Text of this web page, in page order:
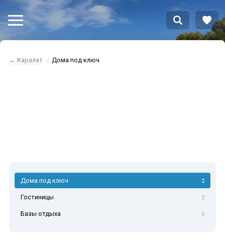
← Каралат Дома под ключ
Дома под ключ 2
Гостиницы 2
Базы отдыха 6